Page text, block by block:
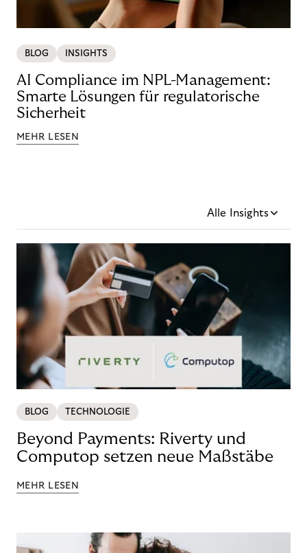
BLOG INSIGHTS
AI Compliance im NPL-Management:
Smarte Lösungen für regulatorische
Sicherheit
MEHR LESEN
Alle Insights
BLOG TECHNOLOGIE
Beyond Payments: Riverty und
Computop setzen neue Maßstäbe
MEHR LESEN